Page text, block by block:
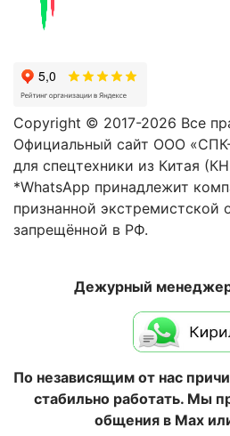
Copyright © 2017-2026 Все
Официальный сайт ООО
для спецтехники из Китая
*WhatsApp принадлежит
признанной экстремистской
запрещённой в РФ.
Дежурный
По независящим от нас
стабильно работать. Мы
общения в Max